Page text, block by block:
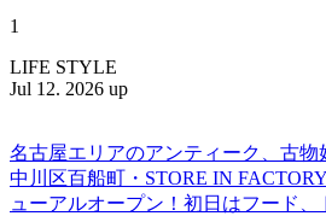
1
LIFE STYLE
Jul 12. 2026 up
名古屋エリアのアンティーク、古物
中川区百船町・STORE IN
ューアルオープン！初日はフード